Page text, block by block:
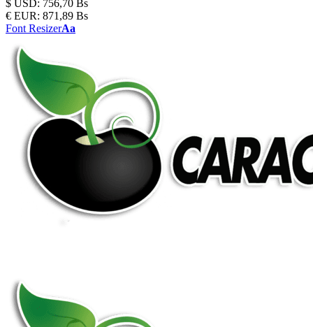
$ USD: 756,70 Bs
€ EUR: 871,89 Bs
Font ResizerAa